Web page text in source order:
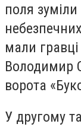
поля зуміли
мали
Володимир
ворота
У другому